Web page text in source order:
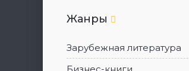
Жанры
Зарубежная литература